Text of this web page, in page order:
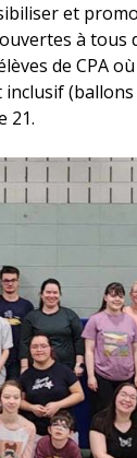
et
à tous
de CPA
21.